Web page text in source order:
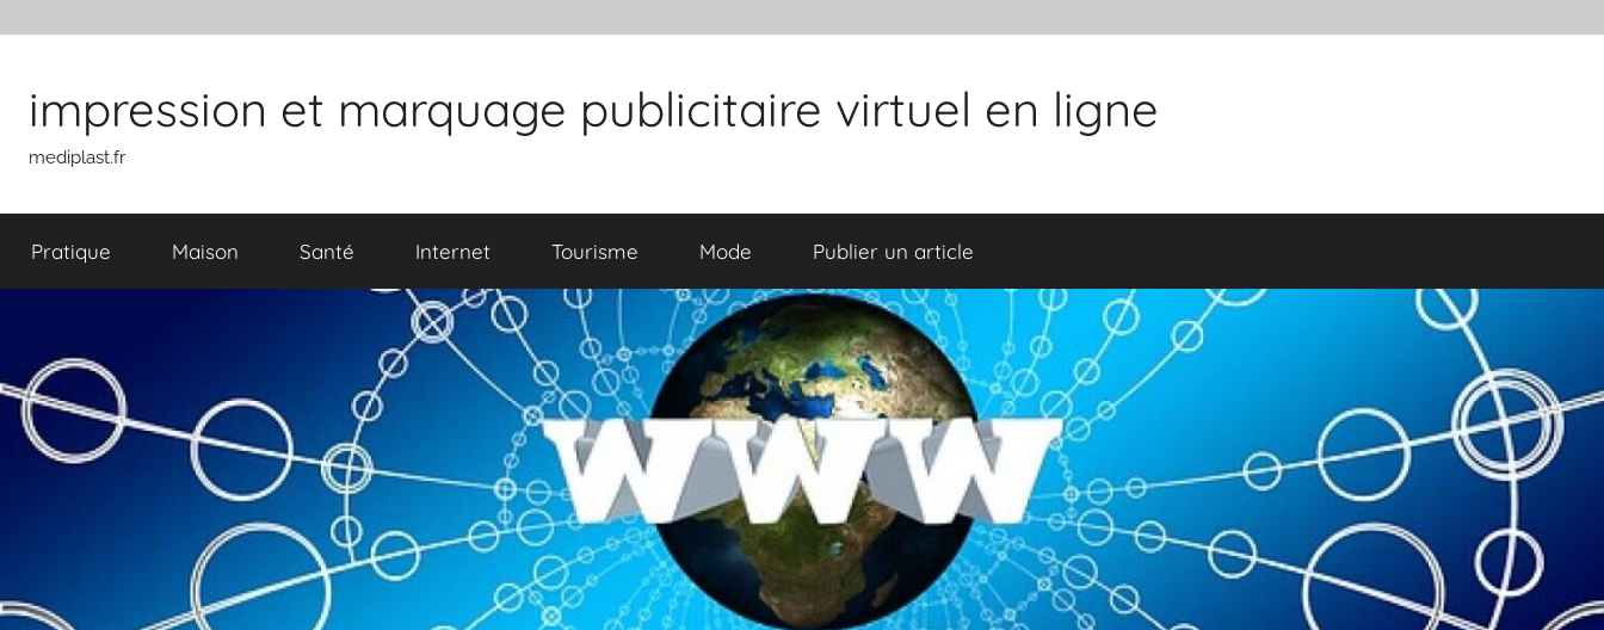
impression et marquage publicitaire virtuel en ligne
mediplast.fr
Pratique Maison Santé Internet Tourisme Mode Publier un article